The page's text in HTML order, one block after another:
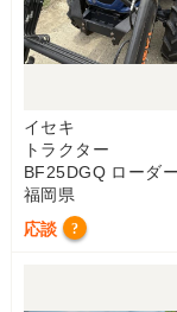
イセキ
トラクター
BF25DGQ ローダ
福岡県
応談
?